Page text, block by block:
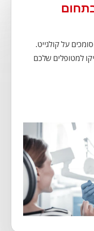
על קולגייט.
למטופלים שלכם